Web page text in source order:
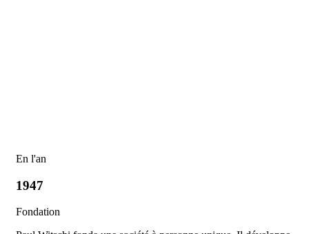
En l'an
1947
Fondation